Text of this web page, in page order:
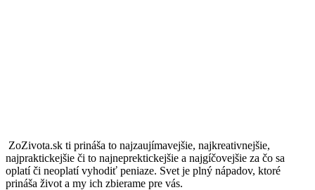
ZoZivota.sk ti prináša to najzaujímavejšie, najkreativnejšie,
najpraktickejšie či to najneprektickejšie a najgíčovejšie za čo sa
oplatí či neoplatí vyhodiť peniaze. Svet je plný nápadov, ktoré
prináša život a my ich zbierame pre vás.